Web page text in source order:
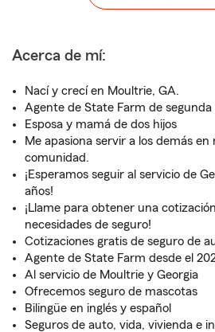
Acerca de mí:
Nací y crecí en Moultrie, GA.
Agente de State Farm de segunda
Esposa y mamá de dos hijos
Me apasiona servir a los demás en
comunidad.
¡Esperamos seguir al servicio de
años!
¡Llame para obtener una
necesidades de seguro!
Cotizaciones gratis de seguro de
Agente de State Farm desde el
Al servicio de Moultrie y Georgia
Ofrecemos seguro de mascotas
Bilingüe en inglés y español
Seguros de auto, vida, vivienda e